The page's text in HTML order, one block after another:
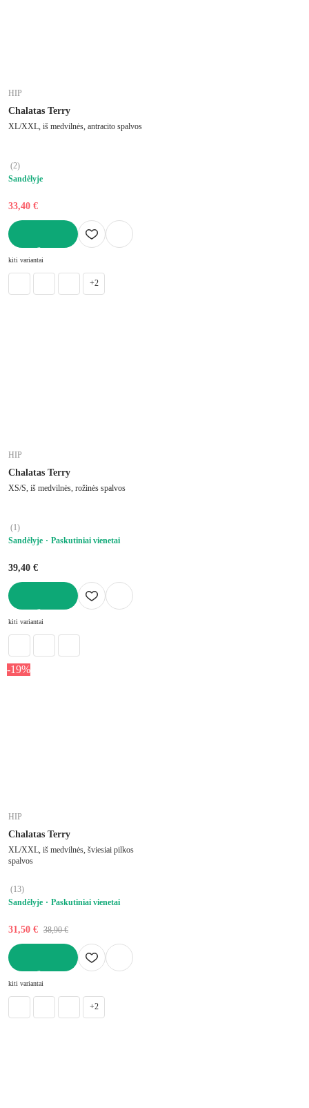
HIP
Chalatas Terry
XL/XXL, iš medvilnės, antracito spalvos
(2)
Sandėlyje
33,40 €
kiti variantai
+2
HIP
Chalatas Terry
XS/S, iš medvilnės, rožinės spalvos
(1)
Sandėlyje
Paskutiniai vienetai
39,40 €
kiti variantai
-19%
HIP
Chalatas Terry
XL/XXL, iš medvilnės, šviesiai pilkos
spalvos
(13)
Sandėlyje
Paskutiniai vienetai
31,50 € 38,90 €
kiti variantai
+2